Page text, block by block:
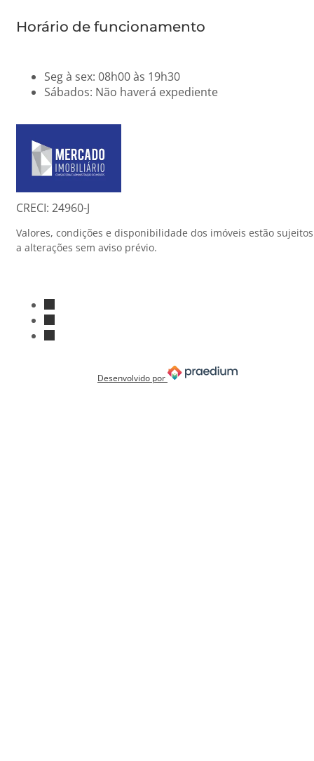
Horário de funcionamento
Seg à sex: 08h00 às 19h30
Sábados: Não haverá expediente
CRECI: 24960-J
Valores, condições e disponibilidade dos imóveis estão sujeitos
a alterações sem aviso prévio.
Youtube
Facebook
Instagram
Desenvolvido por